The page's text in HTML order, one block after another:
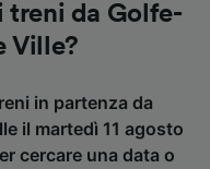
treni da Golfe-
Ville?
in partenza da
il martedì 11 agosto
cercare una data o